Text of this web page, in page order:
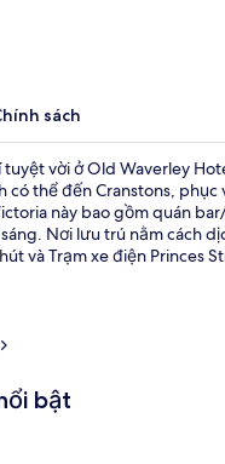
sách
vời ở Old Waverley
có thể đến Cranstons,
này bao gồm quán
Nơi lưu trú nằm cách
và Trạm xe điện Princes
bật